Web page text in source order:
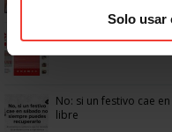
Solo usar
Ya os podéis
No: si un festivo cae
libre